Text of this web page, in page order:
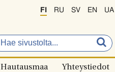
FI RU SV EN UA
Hautausmaa Yhteystiedot